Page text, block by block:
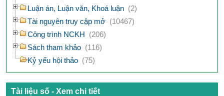
Luận án, Luận văn, Khoá luận (2)
Tài nguyên truy cập mở (10467)
Công trình NCKH (206)
Sách tham khảo (116)
Kỷ yếu hội thảo (75)
Tài liệu số - Xem chi tiết